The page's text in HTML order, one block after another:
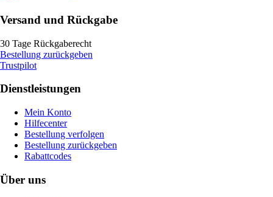
Versand und Rückgabe
30 Tage Rückgaberecht
Bestellung zurückgeben
Trustpilot
Dienstleistungen
Mein Konto
Hilfecenter
Bestellung verfolgen
Bestellung zurückgeben
Rabattcodes
Über uns